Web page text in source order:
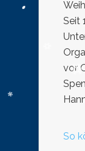
Seit
vor
So